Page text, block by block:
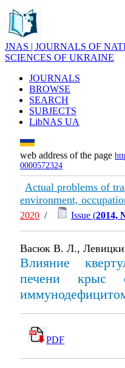
JNAS | JOURNALS OF
SCIENCES OF UKRAINE
JOURNALS
BROWSE
SEARCH
SUBJECTS
LibNAS UA
web address of the page
0000572324
Actual problems of
environment,
2020 / Issue (2014,
Васюк В. Л.,
Влияние
печени крыс
PDF